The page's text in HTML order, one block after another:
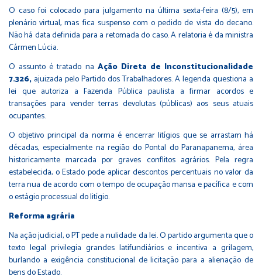
O caso foi colocado para julgamento na última sexta-feira (8/5), em
plenário virtual, mas fica suspenso com o pedido de vista do decano.
Não há data definida para a retomada do caso. A relatoria é da ministra
Cármen Lúcia.
O assunto é tratado na Ação Direta de Inconstitucionalidade
7.326, ajuizada pelo Partido dos Trabalhadores. A legenda questiona a
lei que autoriza a Fazenda Pública paulista a firmar acordos e
transações para vender terras devolutas (públicas) aos seus atuais
ocupantes.
O objetivo principal da norma é encerrar litígios que se arrastam há
décadas, especialmente na região do Pontal do Paranapanema, área
historicamente marcada por graves conflitos agrários. Pela regra
estabelecida, o Estado pode aplicar descontos percentuais no valor da
terra nua de acordo com o tempo de ocupação mansa e pacífica e com
o estágio processual do litígio.
Reforma agrária
Na ação judicial, o PT pede a nulidade da lei. O partido argumenta que o
texto legal privilegia grandes latifundiários e incentiva a grilagem,
burlando a exigência constitucional de licitação para a alienação de
bens do Estado.